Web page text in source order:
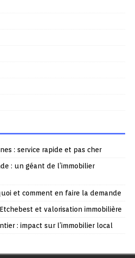
: service rapide et pas cher
: un géant de l’immobilier
et comment en faire la demande
et valorisation immobilière
: impact sur l’immobilier local